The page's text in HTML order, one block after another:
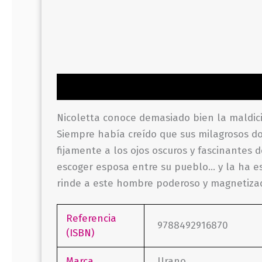
Nicoletta conoce demasiado bien la
Siempre había creído que sus milagrosos
fijamente a los ojos oscuros y
escoger esposa entre su pueblo… y la ha
rinde a este hombre poderoso y
Referencia
(ISBN)
9788492916870